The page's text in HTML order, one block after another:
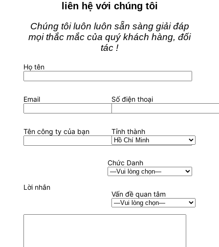
liên hệ với chúng tôi
Chúng tôi luôn luôn sẵn sàng giải đáp
mọi thắc mắc của quý khách hàng, đối
tác !
Họ tên
Email Số điện thoại
Tên công ty của bạn Tỉnh thành
Chức Danh
Vấn đề quan tâm
Lời nhắn